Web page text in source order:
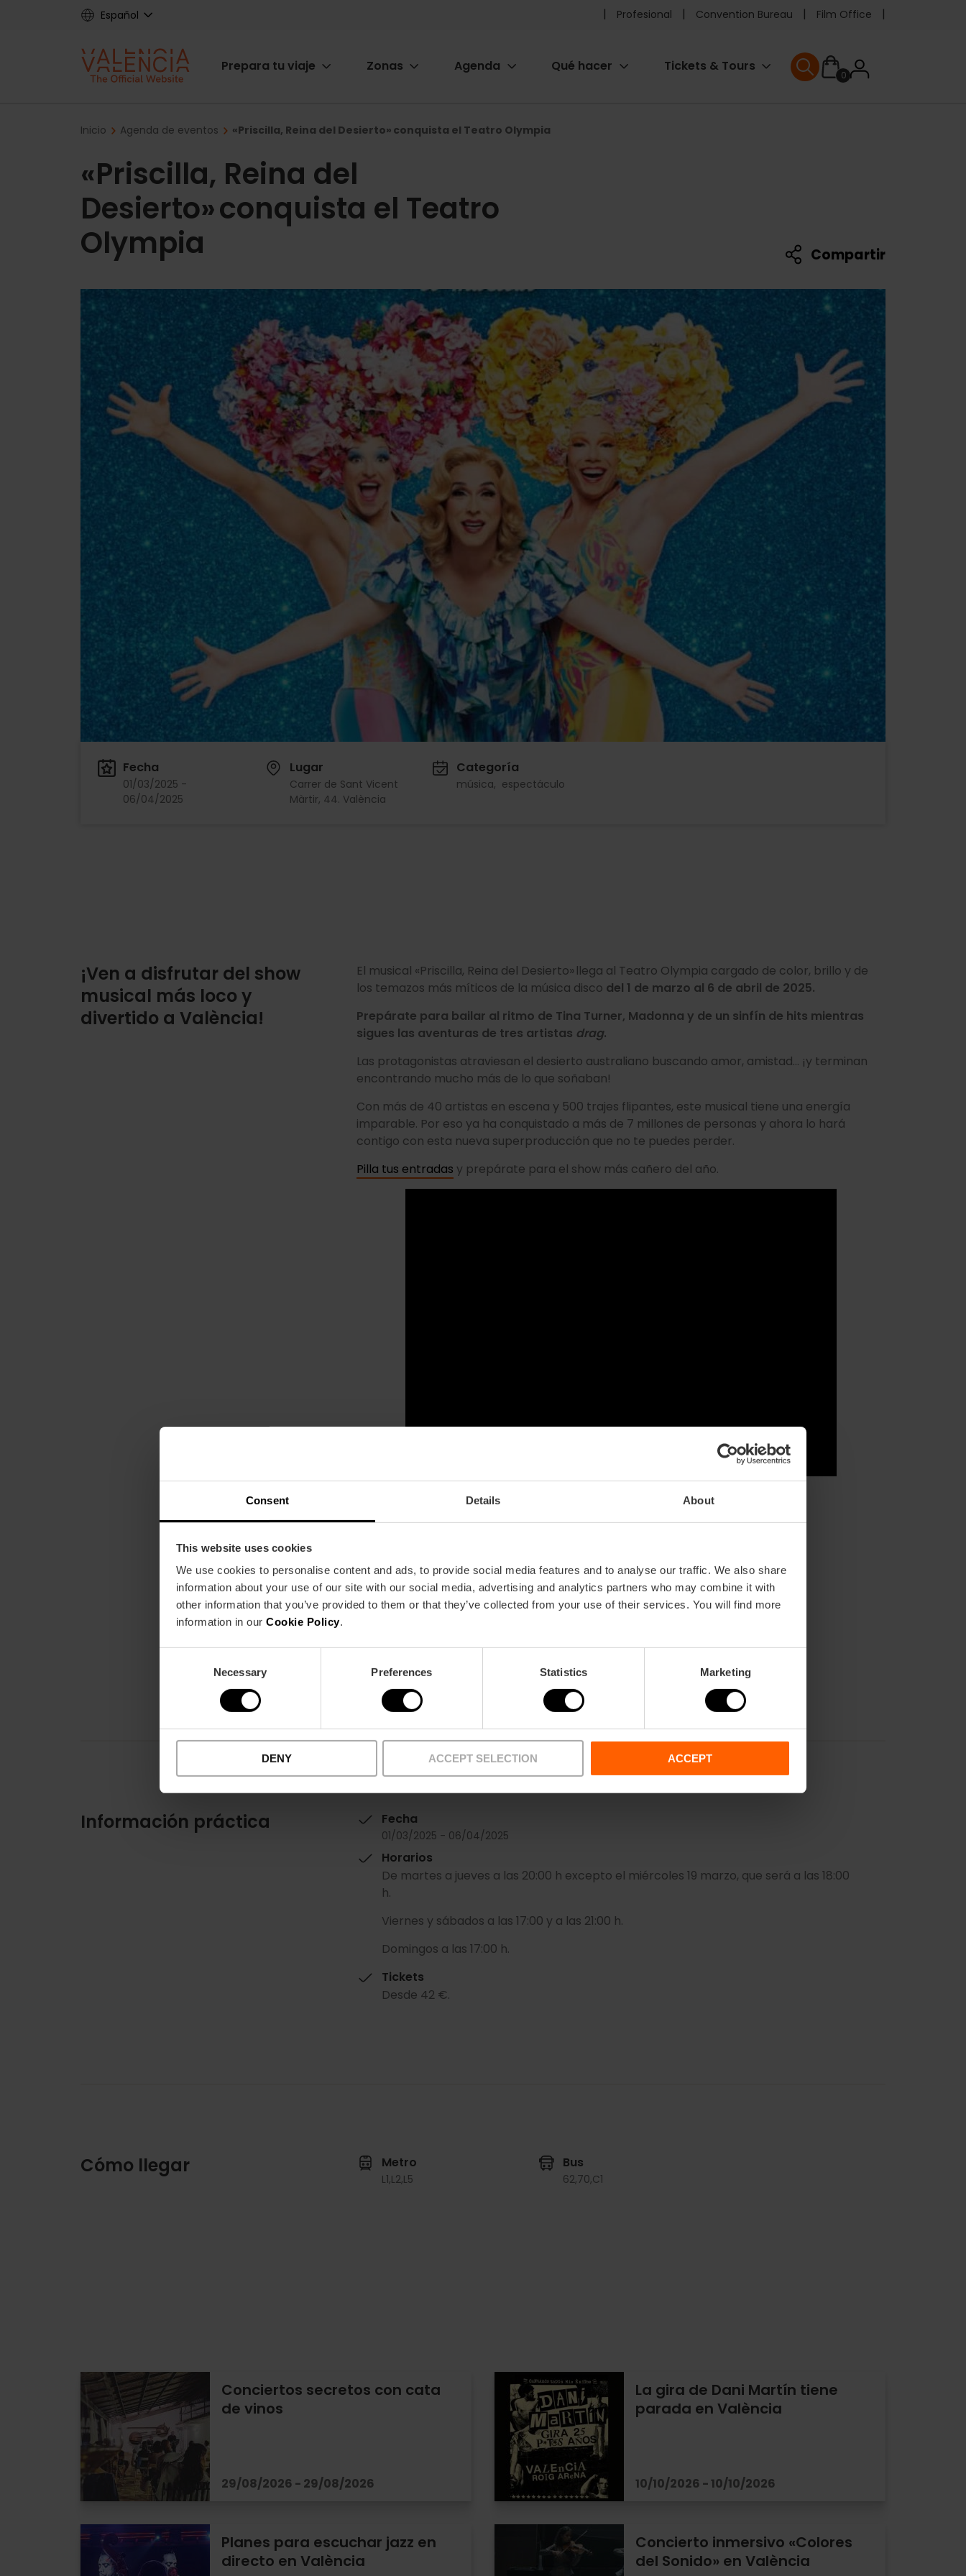
Consent Details About
This website uses cookies
We use cookies to personalise content and ads, to provide social media features and to analyse our traffic. We also share
information about your use of our site with our social media, advertising and analytics partners who may combine it with
other information that you’ve provided to them or that they’ve collected from your use of their services. You will find more
information in our Cookie Policy.
Necessary Preferences Statistics Marketing
DENY ACCEPT SELECTION ACCEPT
Español
Pre
header
Profesional Convention Bureau Film Office
Main
Prepara tu viaje Zonas Agenda Qué hacer Tickets & Tours
0User
User menu
Breadcrumb
Inicio Agenda de eventos «Priscilla, Reina del Desierto» conquista el Teatro Olympia
«Priscilla, Reina del
Desierto» conquista el Teatro
Olympia
Compartir
Fecha
01/03/2025 -
06/04/2025
Lugar
Carrer de Sant Vicent
Màrtir, 44. València
Categoría
música espectáculo
¡Ven a disfrutar del show
musical más loco y
divertido a València!
El musical «Priscilla, Reina del Desierto» llega al Teatro Olympia cargado de color, brillo y de
los temazos más míticos de la música disco del 1 de marzo al 6 de abril de 2025.
Prepárate para bailar al ritmo de Tina Turner, Madonna y de un sinfín de hits mientras
sigues las aventuras de tres artistas drag.
Las protagonistas atraviesan el desierto australiano buscando amor, amistad… ¡y terminan
encontrando mucho más de lo que soñaban!
Con más de 40 artistas en escena y 500 trajes flipantes, este musical tiene una energía
imparable. Por eso ya ha conquistado a más de 7 millones de personas y ahora lo hará
contigo con esta nueva superproducción que no te puedes perder.
Pilla tus entradas y prepárate para el show más cañero del año.
¡Priscilla ya está aquí, solo faltas tú!
Información práctica Fecha
01/03/2025 - 06/04/2025
Horarios
De martes a jueves a las 20:00 h excepto el miércoles 19 marzo, que será a las 18:00
h.
Viernes y sábados a las 17:00 y a las 21:00 h.
Domingos a las 17:00 h.
Tickets
Desde 42 €.
Cómo llegar Metro
L1,L2,L5
Bus
62,70,C1
Conciertos secretos con cata
de vinos
29/08/2026 - 29/08/2026
La gira de Dani Martín tiene
parada en València
10/10/2026 - 10/10/2026
Planes para escuchar jazz en
directo en València
Concierto inmersivo «Colores
del Sonido» en València